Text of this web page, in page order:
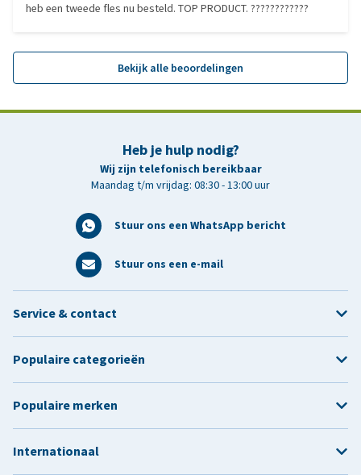
heb een tweede fles nu besteld. TOP PRODUCT. ????????????
Bekijk alle beoordelingen
Heb je hulp nodig?
Wij zijn telefonisch bereikbaar
Maandag t/m vrijdag: 08:30 - 13:00 uur
Stuur ons een WhatsApp bericht
Stuur ons een e-mail
Service & contact
Populaire categorieën
Populaire merken
Internationaal